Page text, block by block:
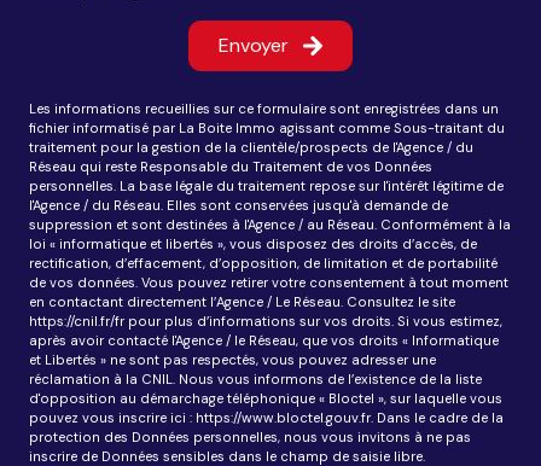
Envoyer
Les informations recueillies sur ce formulaire sont enregistrées dans un
fichier informatisé par La Boite Immo agissant comme Sous-traitant du
traitement pour la gestion de la clientèle/prospects de l'Agence / du
Réseau qui reste Responsable du Traitement de vos Données
personnelles. La base légale du traitement repose sur l'intérêt légitime de
l'Agence / du Réseau. Elles sont conservées jusqu'à demande de
suppression et sont destinées à l'Agence / au Réseau. Conformément à la
loi « informatique et libertés », vous disposez des droits d’accès, de
rectification, d’effacement, d’opposition, de limitation et de portabilité
de vos données. Vous pouvez retirer votre consentement à tout moment
en contactant directement l’Agence / Le Réseau. Consultez le site
https://cnil.fr/frpour plus d’informations sur vos droits. Si vous estimez,
après avoir contacté l'Agence / le Réseau, que vos droits « Informatique
et Libertés » ne sont pas respectés, vous pouvez adresser une
réclamation à la CNIL. Nous vous informons de l’existence de la liste
d'opposition au démarchage téléphonique « Bloctel », sur laquelle vous
pouvez vous inscrire ici : https://www.bloctel.gouv.fr. Dans le cadre de la
protection des Données personnelles, nous vous invitons à ne pas
inscrire de Données sensibles dans le champ de saisie libre.